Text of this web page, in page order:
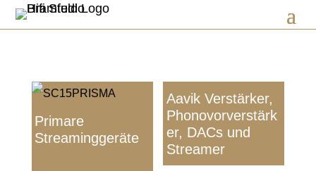
Primare
Streaminggeräte
Aavik Verstärker,
Phonovorverstärk
er, DACs und
Streamer